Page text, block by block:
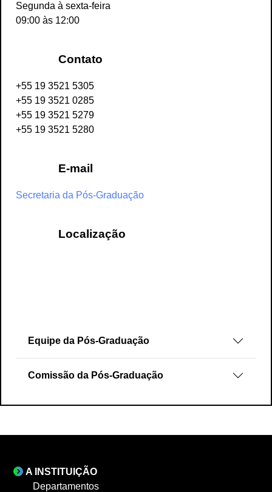
Segunda à sexta-feira
09:00 às 12:00
Contato
+55 19 3521 5305
+55 19 3521 0285
+55 19 3521 5279
+55 19 3521 5280
E-mail
Secretaria da Pós-Graduação
Localização
Equipe da Pós-Graduação
Comissão da Pós-Graduação
A INSTITUIÇÃO
Departamentos